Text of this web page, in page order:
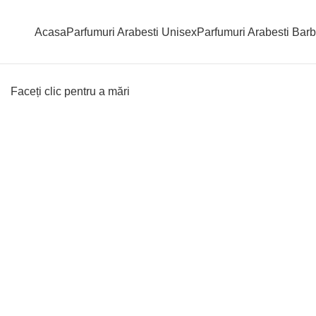
AcasaParfumuri Arabesti UnisexParfumuri Arabesti
Faceți clic pentru a mări